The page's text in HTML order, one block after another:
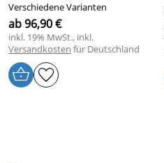
Verschiedene Varianten
ab 96,90 €
inkl. 19% MwSt., inkl.
Versandkosten für Deutschland